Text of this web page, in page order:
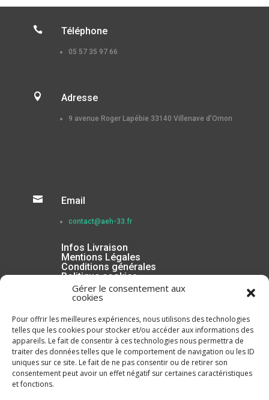
Gérer le consentement aux
cookies
Pour offrir les meilleures expériences, nous utilisons des technologies
telles que les cookies pour stocker et/ou accéder aux informations des
appareils. Le fait de consentir à ces technologies nous permettra de
traiter des données telles que le comportement de navigation ou les ID
uniques sur ce site. Le fait de ne pas consentir ou de retirer son
consentement peut avoir un effet négatif sur certaines caractéristiques
et fonctions.
 Téléphone
05 57 35 97 66
 Adresse
9 avenue Roger Lapébie 33140 Villenave d’Ornon
 Email
contact@aeh-33.fr
Infos Livraison
Mentions Légales
Conditions générales
Politique cookies